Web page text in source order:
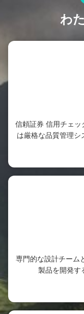
わ
信頼証券 信用チェッ
は厳格な品質管理シ
専門的な設計チーム
製品を開発す